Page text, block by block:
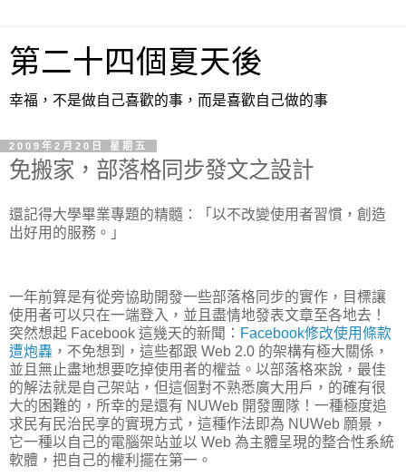
第二十四個夏天後
幸福，不是做自己喜歡的事，而是喜歡自己做的事
2009年2月20日 星期五
免搬家，部落格同步發文之設計
還記得大學畢業專題的精髓：「以不改變使用者習慣，創造
出好用的服務。」
一年前算是有從旁協助開發一些部落格同步的實作，目標讓
使用者可以只在一端登入，並且盡情地發表文章至各地去！
突然想起 Facebook 這幾天的新聞： Facebook修改使用條款
遭炮轟 ，不免想到，這些都跟 Web 2.0 的架構有極大關係，
並且無止盡地想要吃掉使用者的權益。以部落格來說，最佳
的解法就是自己架站，但這個對不熟悉廣大用戶，的確有很
大的困難的，所幸的是還有 NUWeb 開發團隊！一種極度追
求民有民治民享的實現方式，這種作法即為 NUWeb 願景，
它一種以自己的電腦架站並以 Web 為主體呈現的整合性系統
軟體，把自己的權利擺在第一。